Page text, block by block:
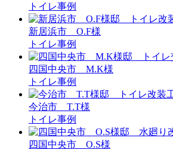
トイレ事例
新居浜市 O.F様
トイレ事例
四国中央市 M.K様
トイレ事例
今治市 T.T様
トイレ事例
四国中央市 O.S様